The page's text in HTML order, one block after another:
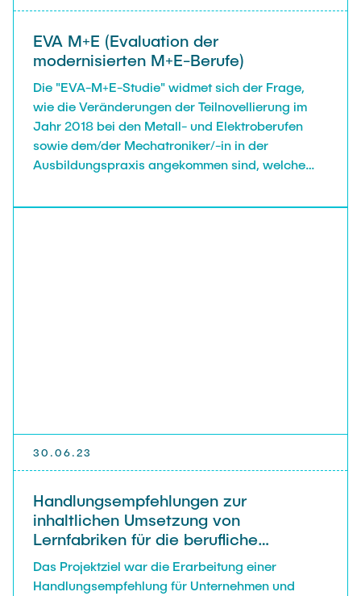
EVA M+E (Evaluation der
modernisierten M+E-Berufe)
Die "EVA-M+E-Studie" widmet sich der Frage,
wie die Veränderungen der Teilnovellierung im
Jahr 2018 bei den Metall- und Elektroberufen
sowie dem/der Mechatroniker/-in in der
Ausbildungspraxis angekommen sind, welche
30.06.23
Handlungsempfehlungen zur
inhaltlichen Umsetzung von
Lernfabriken für die berufliche
Weiterbildung (WB@Lernfabriken)
Das Projektziel war die Erarbeitung einer
Handlungsempfehlung für Unternehmen und